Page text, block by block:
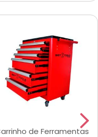
de Ferramentas